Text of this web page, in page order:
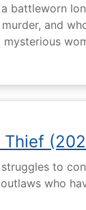
battleworn
and
mysterious
Thief
to
who